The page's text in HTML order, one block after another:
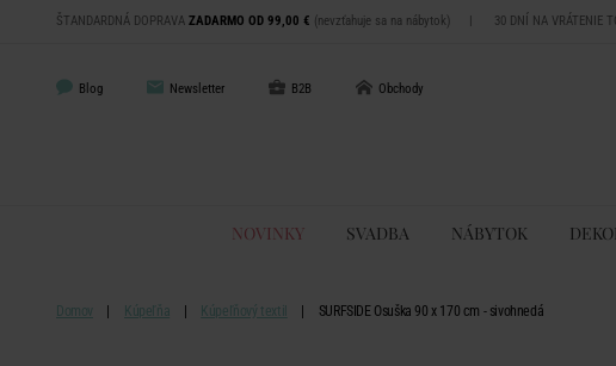
ŠTANDARDNÁ DOPRAVA ZADARMO OD 99,00 € (nevzťahuje sa na nábytok) | 30 DNÍ NA VRÁTENIE
Blog Newsletter B2B Obchody
NOVINKY SVADBA NÁBYTOK
Domov Kúpeľňa Kúpeľňový textil SURFSIDE Osuška 90 x 170 cm - sivohnedá